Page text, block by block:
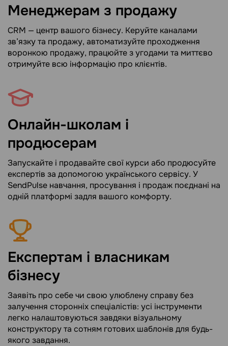
Менеджерам з продажу
CRM — центр вашого бізнесу. Керуйте каналами
зв’язку та продажу, автоматизуйте проходження
воронкою продажу, працюйте з угодами та миттєво
отримуйте всю інформацію про клієнтів.
Онлайн-школам і
продюсерам
Запускайте і продавайте свої курси або продюсуйте
експертів за допомогою українського сервісу. У
SendPulse навчання, просування і продаж поєднані на
одній платформі задля вашого комфорту.
Експертам і власникам
бізнесу
Заявіть про себе чи свою улюблену справу без
залучення сторонніх спеціалістів: усі інструменти
легко налаштовуються завдяки візуальному
конструктору та сотням готових шаблонів для будь-
якого завдання.